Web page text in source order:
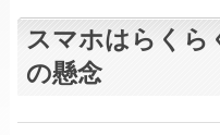
スマホはらくら
の懸念